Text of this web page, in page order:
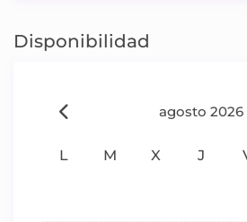
Disponibilidad
agosto 2026
L M X J